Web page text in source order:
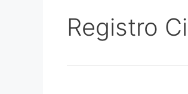
Registro